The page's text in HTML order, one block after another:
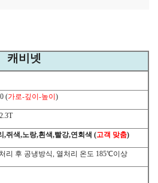
캐비넷
(가로-깊이 -높이 )
,쥐색,노랑,흰색,빨강,연회색 (고객 맞춤)
리 후 공냉방식, 열처리 온도 185℃이상